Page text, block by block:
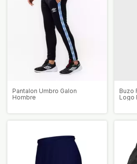
Pantalon Umbro Galon
Hombre
Buzo
Logo